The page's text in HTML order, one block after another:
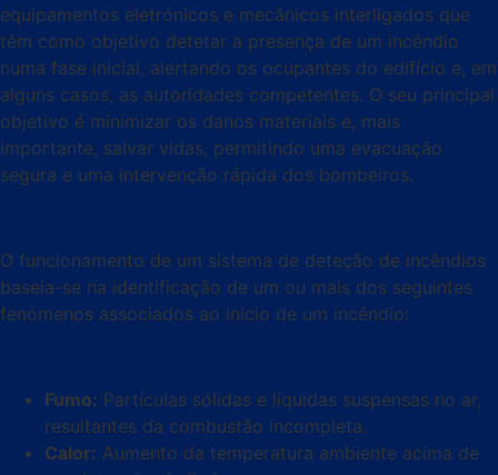
equipamentos eletrónicos e mecânicos interligados que
têm como objetivo detetar a presença de um incêndio
numa fase inicial, alertando os ocupantes do edifício e, em
alguns casos, as autoridades competentes. O seu principal
objetivo é minimizar os danos materiais e, mais
importante, salvar vidas, permitindo uma evacuação
segura e uma intervenção rápida dos bombeiros.
O funcionamento de um sistema de deteção de incêndios
baseia-se na identificação de um ou mais dos seguintes
fenómenos associados ao início de um incêndio:
Fumo: Partículas sólidas e líquidas suspensas no ar,
resultantes da combustão incompleta.
Calor: Aumento da temperatura ambiente acima de